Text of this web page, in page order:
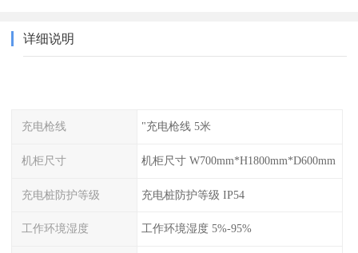
详细说明
充电枪线 "充电枪线 5米
机柜尺寸 机柜尺寸 W700mm*H1800mm*D600mm
充电桩防护等级 充电桩防护等级 IP54
工作环境湿度 工作环境湿度 5%-95%